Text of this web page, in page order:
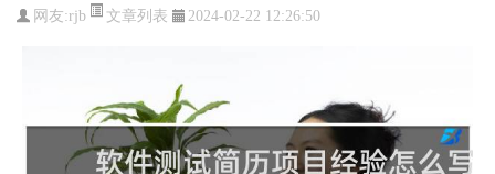
网友:rjb 文章列表 2024-02-22 12:26:50